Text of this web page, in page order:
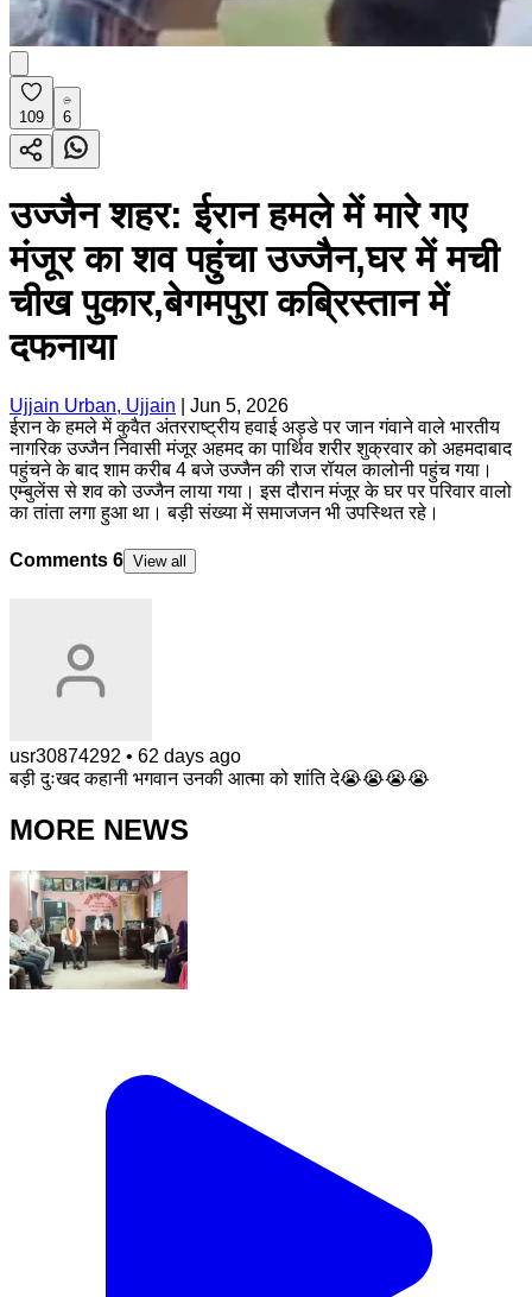
109 6
उज्जैन शहर: ईरान हमले में मारे गए
मंजूर का शव पहुंचा उज्जैन,घर में मची
चीख पुकार,बेगमपुरा कब्रिस्तान में
दफनाया
Ujjain Urban, Ujjain
Jun 5, 2026
ईरान के हमले में कुवैत अंतरराष्ट्रीय हवाई अड्डे पर जान गंवाने वाले भारतीय
नागरिक उज्जैन निवासी मंजूर अहमद का पार्थिव शरीर शुक्रवार को अहमदाबाद
पहुंचने के बाद शाम करीब 4 बजे उज्जैन की राज रॉयल कालोनी पहुंच गया।
एम्बुलेंस से शव को उज्जैन लाया गया। इस दौरान मंजूर के घर पर परिवार वालो
का तांता लगा हुआ था। बड़ी संख्या में समाजजन भी उपस्थित रहे।
Comments 6 View all
usr30874292 • 62 days ago
बड़ी दुःखद कहानी भगवान उनकी आत्मा को शांति दे😭😭😭😭
MORE NEWS